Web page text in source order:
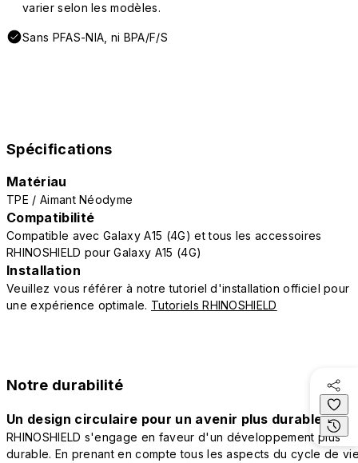
varier selon les modèles.
Sans PFAS-NIA, ni BPA/F/S
Spécifications
Matériau
TPE / Aimant Néodyme
Compatibilité
Compatible avec Galaxy A15 (4G) et tous les accessoires
RHINOSHIELD pour Galaxy A15 (4G)
Installation
Veuillez vous référer à notre tutoriel d'installation officiel pour
une expérience optimale. Tutoriels RHINOSHIELD
Notre durabilité
Un design circulaire pour un avenir plus durable
RHINOSHIELD s'engage en faveur d'un développement plus
durable. En prenant en compte tous les aspects du cycle de